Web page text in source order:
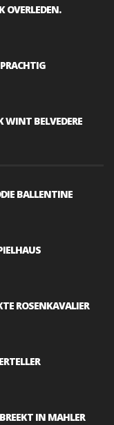
OVERLEDEN.
BELVEDERE
BALLENTINE
ROSENKAVALIER
IN MAHLER